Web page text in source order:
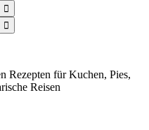
Rezepten für Kuchen, Pies,
Reisen